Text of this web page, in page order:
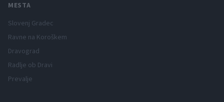
MESTA
Slovenj Gradec
Ravne na Koroškem
Dravograd
Radlje ob Dravi
Prevalje